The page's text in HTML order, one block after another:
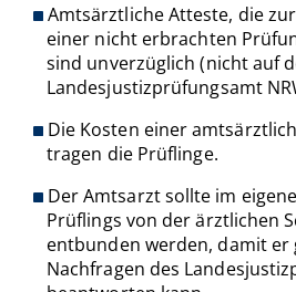
Amtsärztliche Atteste, die
einer nicht erbrachten
sind unverzüglich (nicht auf
Landesjustizprüfungsamt
Die Kosten einer
tragen die Prüflinge.
Der Amtsarzt sollte im
Prüflings von der ärztlichen
entbunden werden, damit er
Nachfragen des